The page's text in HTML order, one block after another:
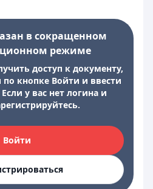
в сокращенном
режиме
доступ к документу,
кнопке Войти и ввести
у вас нет логина и
Войти